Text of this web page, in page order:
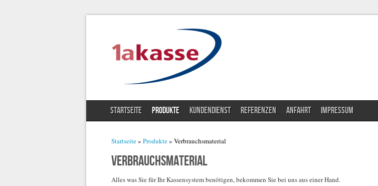
STARTSEITE PRODUKTE KUNDENDIENST REFERENZEN ANFAHRT IMPRESSUM
Sie sind hier
Startseite» Produkte» Verbrauchsmaterial
Verbrauchsmaterial
Alles was Sie für Ihr Kassensystem benötigen, bekommen Sie bei uns aus einer Hand.